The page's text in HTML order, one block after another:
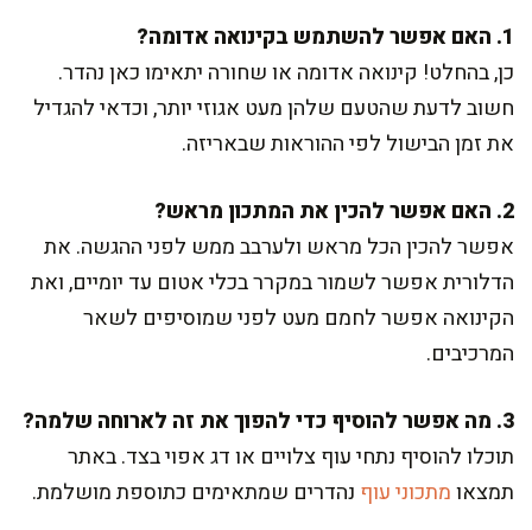
1. האם אפשר להשתמש בקינואה אדומה?
כן, בהחלט! קינואה אדומה או שחורה יתאימו כאן נהדר.
חשוב לדעת שהטעם שלהן מעט אגוזי יותר, וכדאי להגדיל
את זמן הבישול לפי ההוראות שבאריזה.
2. האם אפשר להכין את המתכון מראש?
אפשר להכין הכל מראש ולערבב ממש לפני ההגשה. את
הדלורית אפשר לשמור במקרר בכלי אטום עד יומיים, ואת
הקינואה אפשר לחמם מעט לפני שמוסיפים לשאר
המרכיבים.
3. מה אפשר להוסיף כדי להפוך את זה לארוחה שלמה?
תוכלו להוסיף נתחי עוף צלויים או דג אפוי בצד. באתר
תמצאומתכוני עוף נהדרים שמתאימים כתוספת מושלמת.